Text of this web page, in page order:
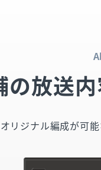
の放送
リジナル編成が可